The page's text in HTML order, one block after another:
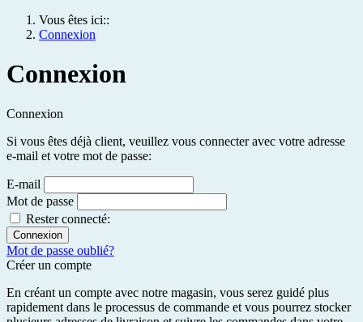
Vous êtes ici::
Connexion
Connexion
Connexion
Si vous êtes déjà client, veuillez vous connecter avec votre adresse
e-mail et votre mot de passe:
E-mail
Mot de passe
Rester connecté:
Connexion
Mot de passe oublié?
Créer un compte
En créant un compte avec notre magasin, vous serez guidé plus
rapidement dans le processus de commande et vous pourrez stocker